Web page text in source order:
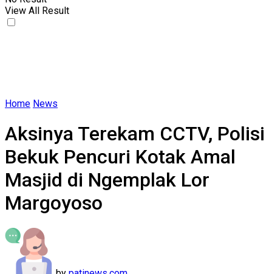
View All Result
Home News
Aksinya Terekam CCTV, Polisi
Bekuk Pencuri Kotak Amal
Masjid di Ngemplak Lor
Margoyoso